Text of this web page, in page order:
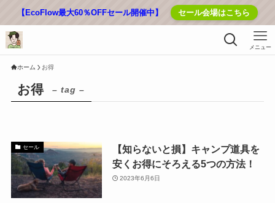
【EcoFlow最大60％OFFセール開催中】 セール会場はこちら
メニュー
ホーム お得
お得 – tag –
セール
【知らないと損】キャンプ道具を
安くお得にそろえる5つの方法！
2023年6月6日